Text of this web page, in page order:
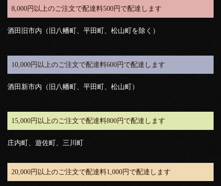
8,000円以上のご注文で配達料500円で配達します
酒田旧市内（旧八幡町、平田町、松山町を除く）
10,000円以上のご注文で配達料600円で配達します
酒田新市内（旧八幡町、平田町、松山町）
15,000円以上のご注文で配達料800円で配達します
庄内町、遊佐町、三川町
20,000円以上のご注文で配達料1,000円で配達します